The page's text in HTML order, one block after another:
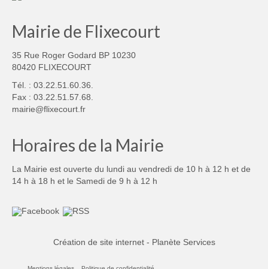
Mairie de Flixecourt
35 Rue Roger Godard BP 10230
80420 FLIXECOURT
Tél. : 03.22.51.60.36.
Fax : 03.22.51.57.68.
mairie@flixecourt.fr
Horaires de la Mairie
La Mairie est ouverte du lundi au vendredi de 10 h à 12 h et de
14 h à 18 h et le Samedi de 9 h à 12 h
Création de site internet - Planète Services